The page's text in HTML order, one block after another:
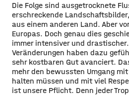
Die Folge sind ausgetrocknete
erschreckende
aus einem anderen Land. Aber
Europas. Doch genau dies
immer intensiver und
Veränderungen haben dazu
sehr kostbaren Gut avanciert.
mehr den bewussten Umgang mit
halten müssen und mit viel
ist unsere Pflicht. Denn jeder